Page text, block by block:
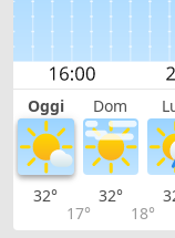
Oggi Dom
32°
17°
32°
18°